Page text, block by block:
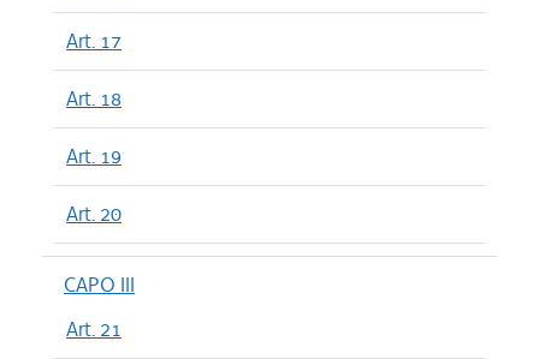
Art. 17
Art. 18
Art. 19
Art. 20
CAPO III
Art. 21